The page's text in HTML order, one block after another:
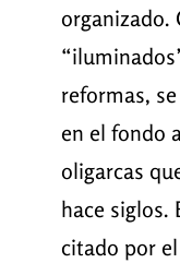
organizado.
reformas,
en el fondo
oligarcas
hace siglos.
citado por